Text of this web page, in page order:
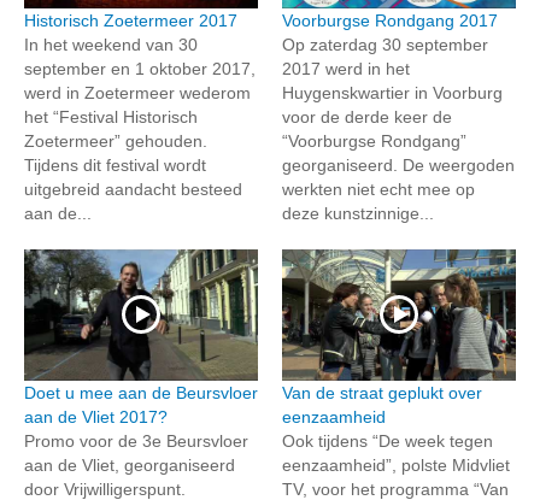
Historisch Zoetermeer 2017
In het weekend van 30
september en 1 oktober 2017,
werd in Zoetermeer wederom
het “Festival Historisch
Zoetermeer” gehouden.
Tijdens dit festival wordt
uitgebreid aandacht besteed
aan de...
Voorburgse Rondgang 2017
Op zaterdag 30 september
2017 werd in het
Huygenskwartier in Voorburg
voor de derde keer de
“Voorburgse Rondgang”
georganiseerd. De weergoden
werkten niet echt mee op
deze kunstzinnige...
Doet u mee aan de Beursvloer
aan de Vliet 2017?
Promo voor de 3e Beursvloer
aan de Vliet, georganiseerd
door Vrijwilligerspunt.
Van de straat geplukt over
eenzaamheid
Ook tijdens “De week tegen
eenzaamheid”, polste Midvliet
TV, voor het programma “Van